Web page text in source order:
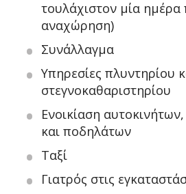
τουλάχιστον μία ημέρα
αναχώρηση)
Συνάλλαγμα
Υπηρεσίες πλυντηρίου
στεγνοκαθαριστηρίου
Ενοικίαση
και ποδηλάτων
Ταξί
Γιατρός στις